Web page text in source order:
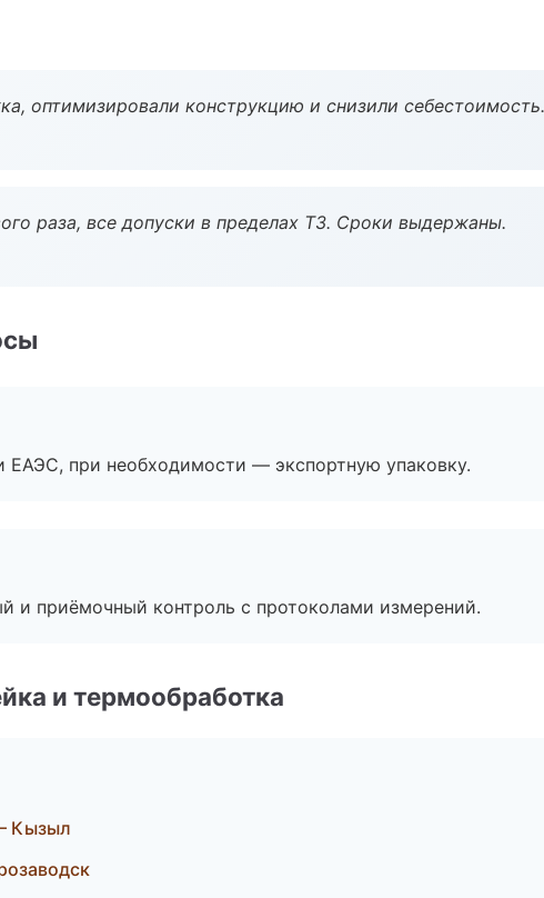
оптимизировали конструкцию и снизили себестоимость.
раза, все допуски в пределах ТЗ. Сроки выдержаны.
ЕАЭС, при необходимости — экспортную упаковку.
и приёмочный контроль с протоколами измерений.
и термообработка
Кызыл